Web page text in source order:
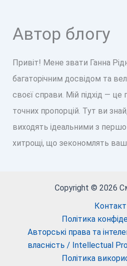
Автор блогу
Привіт! Мене звати Ганна
багаторічним досвідом та
своєї справи. Мій підхід — це
точних пропорцій. Тут ви
виходять ідеальними з
хитрощі, що зекономлять ваш
Copyright © 2026
Політика
Авторські права та
власність / Intellectual
Політика